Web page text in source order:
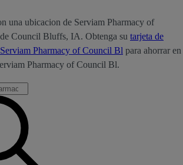
una ubicacion de Serviam Pharmacy of
Council Bluffs, IA. Obtenga su tarjeta de
Pharmacy of Council Bl para ahorrar en
Pharmacy of Council Bl.